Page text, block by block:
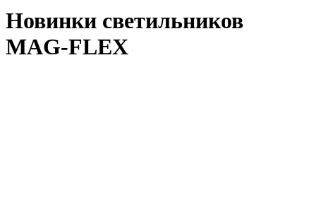
Новинки светильников
MAG-FLEX